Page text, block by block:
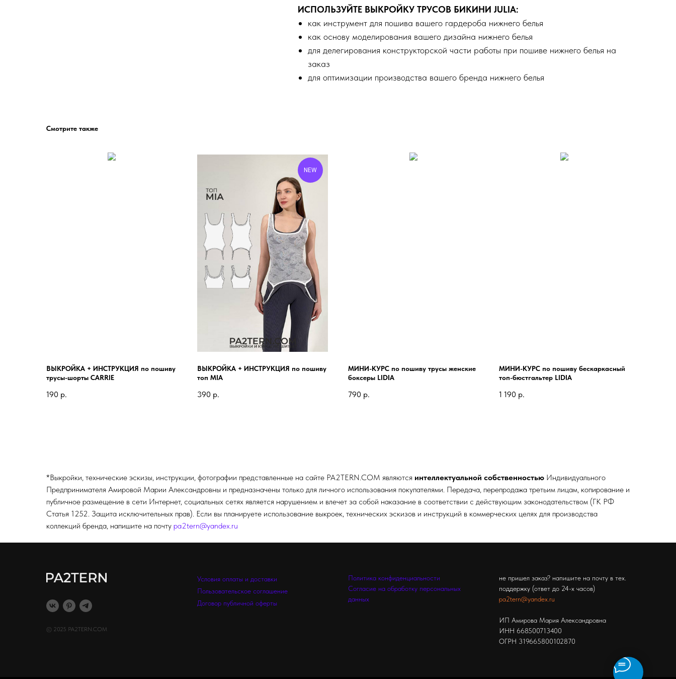
ИСПОЛЬЗУЙТЕ ВЫКРОЙКУ ТРУСОВ БИКИНИ JULIA:
как инструмент для пошива вашего гардероба нижнего белья
как основу моделирования вашего дизайна нижнего белья
для делегирования конструкторской части работы при пошиве нижнего белья на
заказ
для оптимизации производства вашего бренда нижнего белья
Смотрите также
ВЫКРОЙКА + ИНСТРУКЦИЯ по пошиву
трусы-шорты CARRIE
190 р.
NEW
ВЫКРОЙКА + ИНСТРУКЦИЯ по пошиву
топ MIA
390 р.
МИНИ-КУРС по пошиву трусы женские
боксеры LIDIA
790 р.
МИНИ-КУРС по пошиву бескаркасный
топ-бюстгальтер LIDIA
1 190 р.
*Выкройки, технические эскизы, инструкции, фотографии представленные на сайте PA2TERN.COM являются интеллектуальной собственностью Индивидуального
Предпринимателя Амировой Марии Александровны и предназначены только для личного использования покупателями. Передача, перепродажа третьим лицам, копирование и
публичное размещение в сети Интернет, социальных сетях является нарушением и влечет за собой наказание в соответствии с действующим законодательством (ГК РФ
Статья 1252. Защита исключительных прав). Если вы планируете использование выкроек, технических эскизов и инструкций в коммерческих целях для производства
коллекций бренда, напишите на почту pa2tern@yandex.ru
© 2025 PA2TERN.COM
Условия оплаты и доставки
Пользовательское соглашение
Договор публичной оферты
Политика конфиденциальности
Согласие на обработку персональных
данных
не пришел заказ? напишите на почту в тех.
поддержку (ответ до 24-х часов)
pa2tern@yandex.ru
ИП Амирова Мария Александровна
ИНН 668500713400
ОГРН 319665800102870